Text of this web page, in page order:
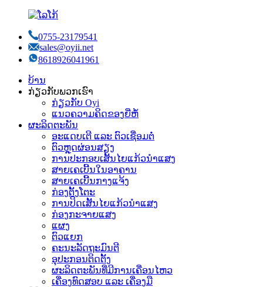
0755-23179541
sales@oyii.net
8618926041961
ບ້ານ
ກ່ຽວກັບພວກເຮົາ
ກ່ຽວກັບ Oyi
ແນວຄວາມຄິດຂອງຍີ່ຫໍ້
ຜະລິດຕະພັນ
ອະແດບເຕີ ແລະ ຕົວເຊື່ອມຕໍ່
ຕົວຫຼຸດຜ່ອນສຽງ
ການປະກອບເສັ້ນໄຍແກ້ວນຳແສງ
ສາຍເຄເບີ້ນໃນອາຄານ
ສາຍເຄເບີ້ນກາງແຈ້ງ
ກ່ອງຕັ້ງໂຕະ
ການປິດເສັ້ນໄຍແກ້ວນຳແສງ
ກ່ອງກະຈາຍແສງ
ແຜງ
ຕົວແຍກ
ຄະນະລັດຖະມົນຕີ
ອຸປະກອນຕິດຕັ້ງ
ຜະລິດຕະພັນທີ່ມີການເຄື່ອນໄຫວ
ເຄື່ອງທົດສອບ ແລະ ເຄື່ອງມື